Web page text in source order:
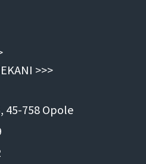
>>>
45-758 Opole